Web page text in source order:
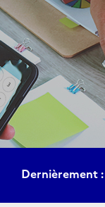
Dernièrement :